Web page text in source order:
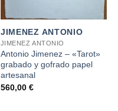
JIMENEZ ANTONIO
JIMENEZ ANTONIO
Antonio Jimenez – «Tarot»
grabado y gofrado papel
artesanal
560,00 €